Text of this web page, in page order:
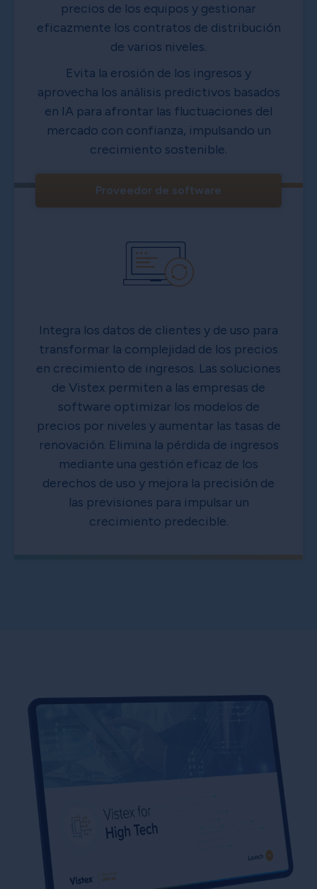
precios de los equipos y gestionar
eficazmente los contratos de distribución
de varios niveles.
Evita la erosión de los ingresos y
aprovecha los análisis predictivos basados
en IA para afrontar las fluctuaciones del
mercado con confianza, impulsando un
crecimiento sostenible.
Proveedor de software
Integra los datos de clientes y de uso para
transformar la complejidad de los precios
en crecimiento de ingresos. Las soluciones
de Vistex permiten a las empresas de
software optimizar los modelos de
precios por niveles y aumentar las tasas de
renovación. Elimina la pérdida de ingresos
mediante una gestión eficaz de los
derechos de uso y mejora la precisión de
las previsiones para impulsar un
crecimiento predecible.